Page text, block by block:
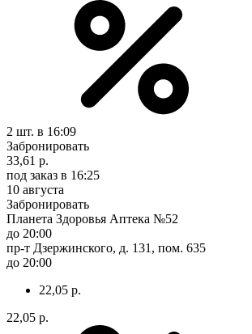
2 шт. в 16:09
Забронировать
33,61 р.
под заказ в 16:25
10 августа
Забронировать
Планета Здоровья Аптека №52
до 20:00
пр-т Дзержинского, д. 131, пом. 635
до 20:00
22,05 р.
22,05 р.